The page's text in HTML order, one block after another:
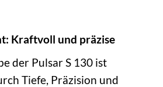
Kraftvoll und präzise
der Pulsar S 130 ist
Tiefe, Präzision und